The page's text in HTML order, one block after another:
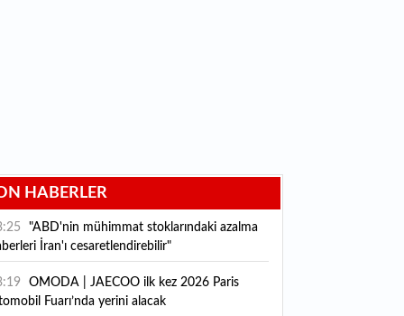
HABERLER
"ABD'nin mühimmat stoklarındaki azalma
İran'ı cesaretlendirebilir"
OMODA | JAECOO ilk kez 2026 Paris
Fuarı’nda yerini alacak